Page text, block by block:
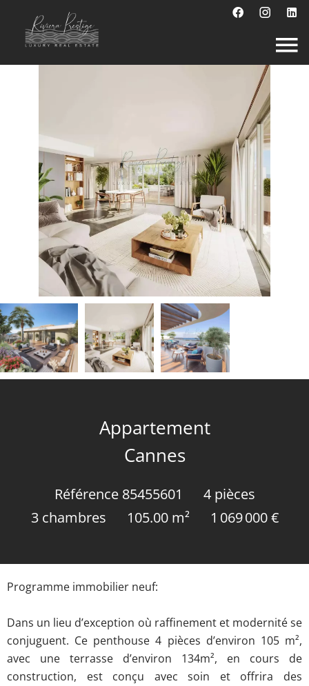
Appartement
Cannes
Référence85455601
4 pièces
3 chambres
105.00m² 1 069 000 €
Programme immobilier neuf:
Dans un lieu d’exception où raffinement et modernité se
conjuguent. Ce penthouse 4 pièces d’environ 105 m²,
avec une terrasse d’environ 134m², en cours de
construction, est conçu avec soin et offrira des